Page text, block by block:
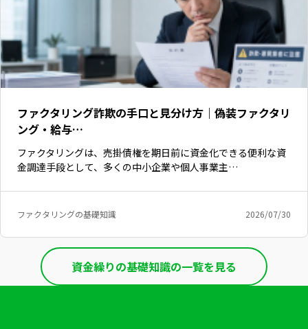
ファクタリング詐欺の手口と見分け方｜偽装ファクタリ
ング・給与…
ファクタリングは、売掛債権を期日前に資金化できる便利な資
金調達手段として、多くの中小企業や個人事業主…
ファクタリングの基礎知識 2026/07/30
資金繰りの基礎知識の一覧を見る